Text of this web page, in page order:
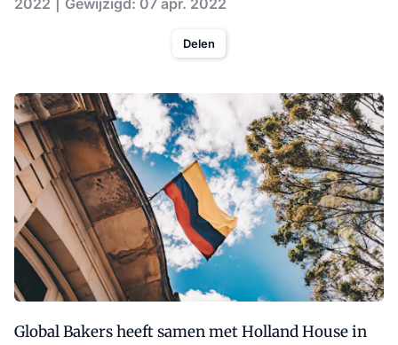
2022
Gewijzigd: 07 apr. 2022
Delen
Global Bakers heeft samen met Holland House in